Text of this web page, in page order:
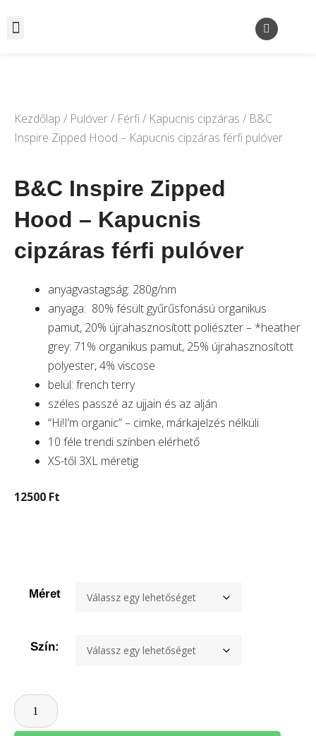
Kezdőlap / Pulóver/ Férfi / Kapucnis cipzáras / B&C
Inspire Zipped Hood – Kapucnis cipzáras férfi pulóver
B&C Inspire Zipped
Hood – Kapucnis
cipzáras férfi pulóver
anyagvastagság: 280g/nm
anyaga: 80% fésült gyűrűsfonású organikus
pamut, 20% újrahasznosított poliészter – *heather
grey: 71% organikus pamut, 25% újrahasznosított
polyester, 4% viscose
belül: french terry
széles passzé az ujjain és az alján
“Hi!I’m organic” – cimke, márkajelzés nélküli
10 féle trendi színben elérhető
XS-től 3XL méretig
12500 Ft
Méret
Szín: